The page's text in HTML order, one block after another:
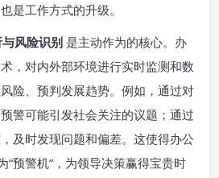
是工作方式的升级。
风险识别 是主动作为的核心。办
，对内外部环境进行实时监测和数
险、预判发展趋势。例如，通过对
警可能引发社会关注的议题；通过
及时发现问题和偏差。这使得办公
“预警机”，为领导决策赢得宝贵时